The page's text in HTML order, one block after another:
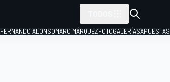
FERNANDO ALONSOMARC MÁRQUEZFOTOGALERÍASAPUESTAS